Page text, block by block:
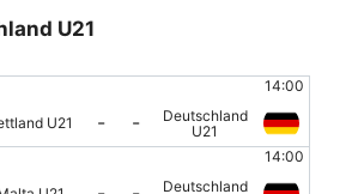
U21
14:00
U21 - -
Deutschland
U21
14:00
Deutschland